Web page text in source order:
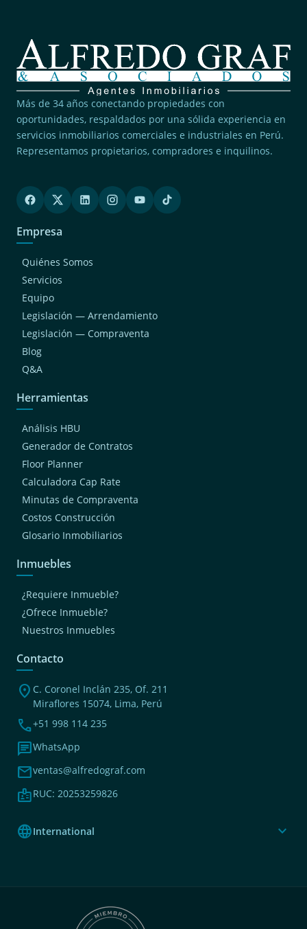
Más de 34 años conectando propiedades con
oportunidades, respaldados por una sólida experiencia en
servicios inmobiliarios comerciales e industriales en Perú.
Representamos propietarios, compradores e inquilinos.
Empresa
Quiénes Somos
Servicios
Equipo
Legislación — Arrendamiento
Legislación — Compraventa
Blog
Q&A
Herramientas
Análisis HBU
Generador de Contratos
Floor Planner
Calculadora Cap Rate
Minutas de Compraventa
Costos Construcción
Glosario Inmobiliarios
Inmuebles
¿Requiere Inmueble?
¿Ofrece Inmueble?
Nuestros Inmuebles
Contacto
location_on C. Coronel Inclán 235, Of. 211
Miraflores 15074, Lima, Perú
phone+51 998 114 235
chatWhatsApp
mailventas@alfredograf.com
badgeRUC: 20253259826
languageInternational expand_more